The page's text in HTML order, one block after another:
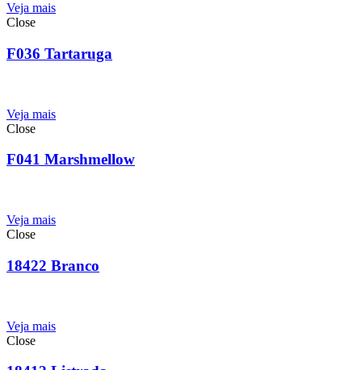
Veja mais
Close
F036 Tartaruga
Veja mais
Close
F041 Marshmellow
Veja mais
Close
18422 Branco
Veja mais
Close